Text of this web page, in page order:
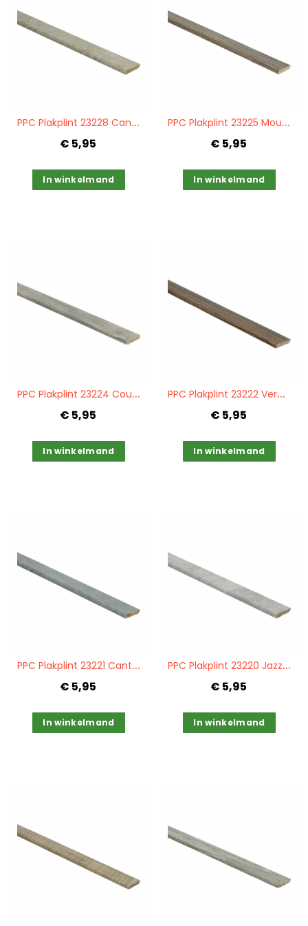
P
PC Plakplint 23228 Cantera grey
€ 5,95
In winkelmand
P
PC Plakplint 23225 Mountain oak black
€ 5,95
In winkelmand
P
PC Plakplint 23224 Country oak grey
€ 5,95
In winkelmand
P
PC Plakplint 23222 Verdon oak brown
€ 5,95
In winkelmand
P
PC Plakplint 23221 Cantera green
€ 5,95
In winkelmand
P
PC Plakplint 23220 Jazz grey
€ 5,95
In winkelmand